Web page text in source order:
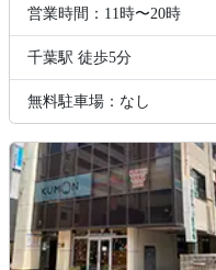
営業時間：11時〜20時
千葉駅 徒歩5分
無料駐車場：なし